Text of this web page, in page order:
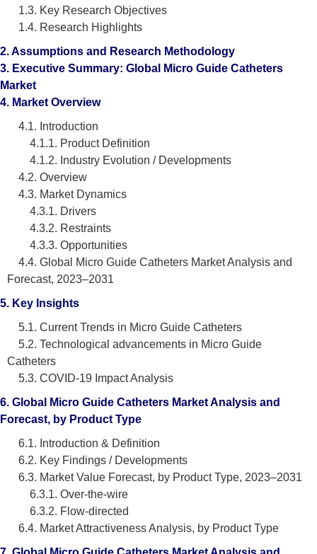
1.3. Key Research Objectives
1.4. Research Highlights
2. Assumptions and Research Methodology
3. Executive Summary: Global Micro Guide Catheters
Market
4. Market Overview
4.1. Introduction
4.1.1. Product Definition
4.1.2. Industry Evolution / Developments
4.2. Overview
4.3. Market Dynamics
4.3.1. Drivers
4.3.2. Restraints
4.3.3. Opportunities
4.4. Global Micro Guide Catheters Market Analysis and
Forecast, 2023–2031
5. Key Insights
5.1. Current Trends in Micro Guide Catheters
5.2. Technological advancements in Micro Guide
Catheters
5.3. COVID-19 Impact Analysis
6. Global Micro Guide Catheters Market Analysis and
Forecast, by Product Type
6.1. Introduction & Definition
6.2. Key Findings / Developments
6.3. Market Value Forecast, by Product Type, 2023–2031
6.3.1. Over-the-wire
6.3.2. Flow-directed
6.4. Market Attractiveness Analysis, by Product Type